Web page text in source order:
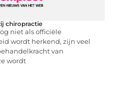
chiropractie
niet als officiële
wordt herkend, zijn veel
van
wordt